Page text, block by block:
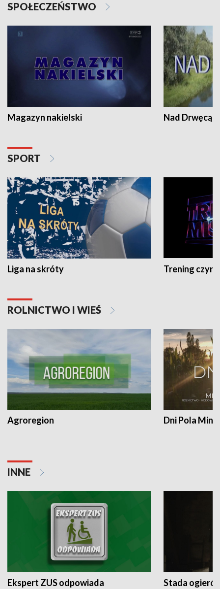
SPOŁECZEŃSTWO
Magazyn nakielski Nad Drwęcą
SPORT
Liga na skróty Trening czyni
ROLNICTWO I WIEŚ
Agroregion Dni Pola
INNE
Ekspert ZUS odpowiada Stada